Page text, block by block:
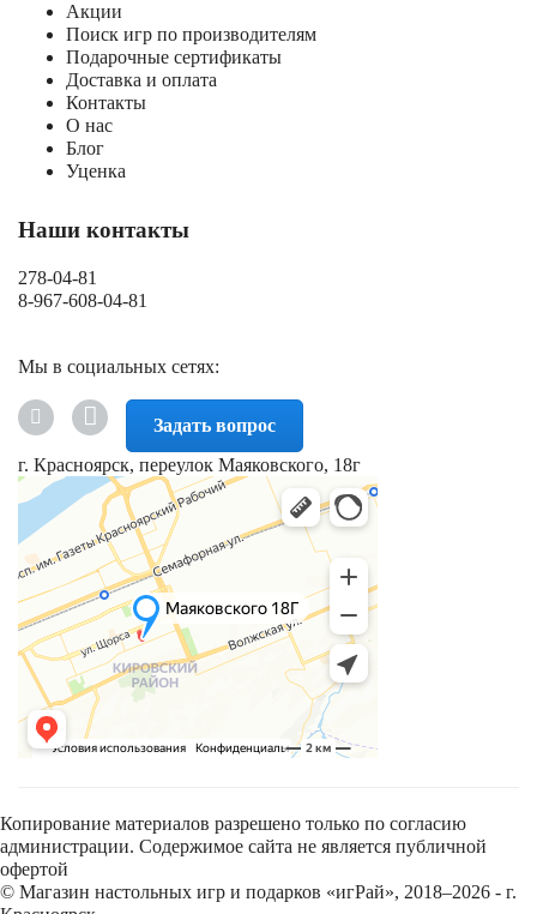
Акции
Поиск игр по производителям
Подарочные сертификаты
Доставка и оплата
Контакты
О нас
Блог
Уценка
Наши контакты
278-04-81
8-967-608-04-81
Мы в социальных сетях:
Задать вопрос
г. Красноярск, переулок Маяковского, 18г
Копирование материалов разрешено только по согласию
администрации. Содержимое сайта не является публичной
офертой
© Магазин настольных игр и подарков «игРай», 2018–2026 - г.